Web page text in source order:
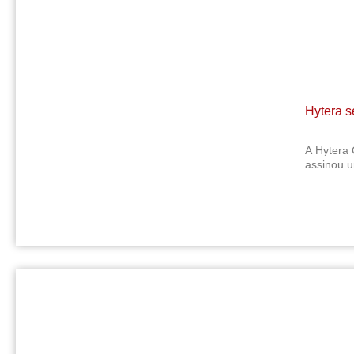
Hytera
A Hytera
assinou